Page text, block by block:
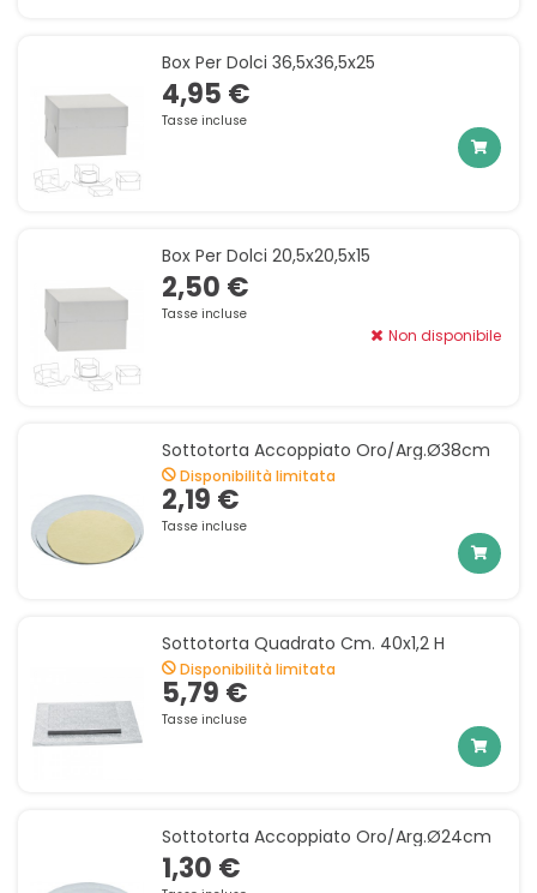
Box Per Dolci 36,5x36,5x25
4,95 €
Tasse incluse
Box Per Dolci 20,5x20,5x15
2,50 €
Tasse incluse
Non disponibile
Sottotorta Accoppiato Oro/arg.ø38cm
Disponibilità limitata
2,19 €
Tasse incluse
Sottotorta Quadrato Cm. 40x1,2 H
Disponibilità limitata
5,79 €
Tasse incluse
Sottotorta Accoppiato Oro/arg.ø24cm
1,30 €